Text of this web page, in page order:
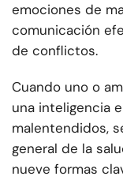
emociones de
comunicación
de conflictos.
Cuando uno o
una inteligencia
malentendidos,
general de la
nueve formas